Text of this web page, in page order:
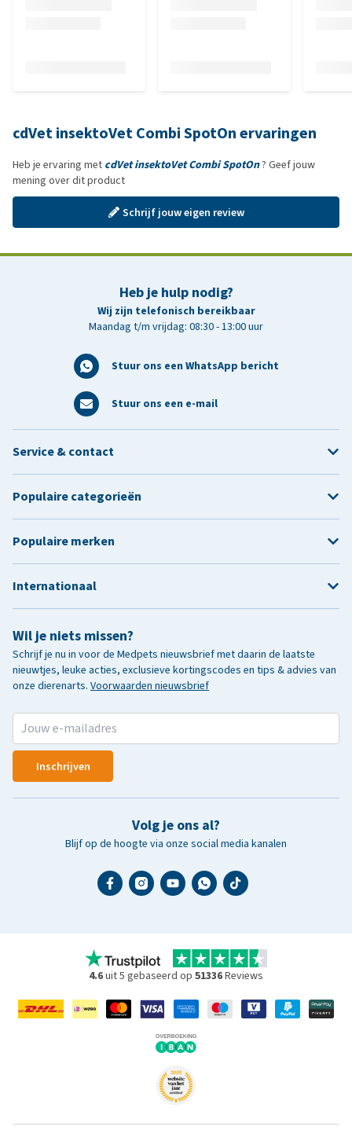
cdVet insektoVet Combi SpotOn ervaringen
Heb je ervaring met cdVet insektoVet Combi SpotOn? Geef jouw
mening over dit product
Schrijf jouw eigen review
Heb je hulp nodig?
Wij zijn telefonisch bereikbaar
Maandag t/m vrijdag: 08:30 - 13:00 uur
Stuur ons een WhatsApp bericht
Stuur ons een e-mail
Wil je niets missen?
Schrijf je nu in voor de Medpets nieuwsbrief met daarin de laatste
nieuwtjes, leuke acties, exclusieve kortingscodes en tips & advies van
onze dierenarts. Voorwaarden nieuwsbrief
Inschrijven
Volg je ons al?
Blijf op de hoogte via onze social media kanalen
Service & contact
Populaire categorieën
Populaire merken
Internationaal
4.6uit 5 gebaseerd op 51336Reviews